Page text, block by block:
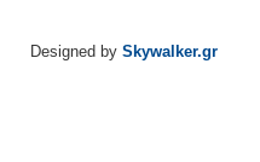
Designed by Skywalker.gr